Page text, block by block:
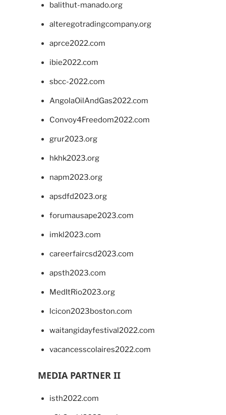
balithut-manado.org
alteregotradingcompany.org
aprce2022.com
ibie2022.com
sbcc-2022.com
AngolaOilAndGas2022.com
Convoy4Freedom2022.com
grur2023.org
hkhk2023.org
napm2023.org
apsdfd2023.org
forumausape2023.com
imkl2023.com
careerfaircsd2023.com
apsth2023.com
MedItRio2023.org
lcicon2023boston.com
waitangidayfestival2022.com
vacancesscolaires2022.com
MEDIA PARTNER II
isth2022.com